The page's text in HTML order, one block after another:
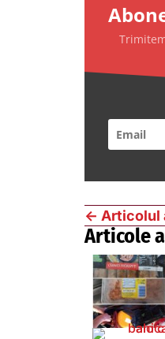
← Articolul
Articole